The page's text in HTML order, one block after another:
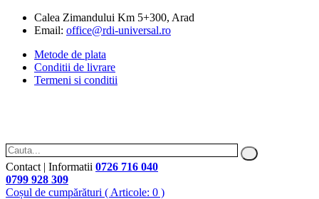
Calea Zimandului Km 5+300, Arad
Email: office@rdi-universal.ro
Metode de plata
Conditii de livrare
Termeni si conditii
Contact | Informatii 0726 716 040
0799 928 309
Coșul de cumpărături ( Articole: 0 )